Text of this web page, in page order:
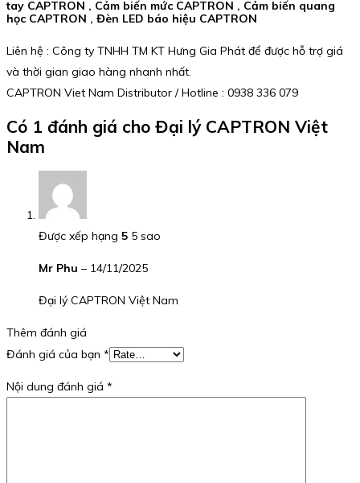
tay CAPTRON , Cảm biến mức CAPTRON , Cảm biến quang
học CAPTRON , Đèn LED báo hiệu CAPTRON
Liên hệ : Công ty TNHH TM KT Hưng Gia Phát để được hỗ trợ giá
và thời gian giao hàng nhanh nhất.
CAPTRON Viet Nam Distributor / Hotline : 0938 336 079
Có 1 đánh giá cho Đại lý CAPTRON Việt
Nam
Được xếp hạng 5 5 sao
Mr Phu – 14/11/2025
Đại lý CAPTRON Việt Nam
Thêm đánh giá
Đánh giá của bạn *
Nội dung đánh giá *